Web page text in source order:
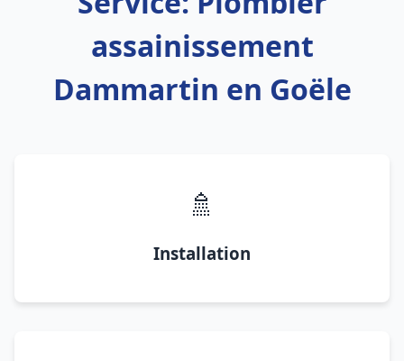
assainissement
Dammartin en Goële
🚿
Installation